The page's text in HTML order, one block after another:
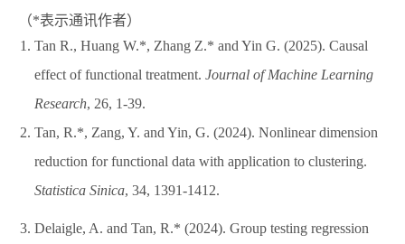
（*表示通讯作者）
Tan R., Huang W.*, Zhang Z.* and Yin G. (2025). Causal
effect of functional treatment. Journal of Machine Learning
Research, 26, 1-39.
Tan, R.*, Zang, Y. and Yin, G. (2024). Nonlinear dimension
reduction for functional data with application to clustering.
Statistica Sinica, 34, 1391-1412.
Delaigle, A. and Tan, R.* (2024). Group testing regression